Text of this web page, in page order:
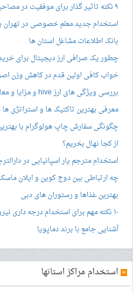
۹ نکته تاثیر گذار برای موفقیت در مصاحبه کاری آنلاین
استخدام جدید معلم خصوصی در تهران
بانک اطلاعات مشاغل استان ها
چطور یک صرافی ارز دیجیتال برای
خواب کافی اولین قدم در کاهش وزن
بررسی ویژگی های ارز hive و مزایا و معایب آن
معرفی بهترین تاکتیک ها و استراتژی ها
چگونگی سفارش چاپ هولوگرام با
از کجا نهال بخریم؟
استخدام مترجم یار اسپانیایی در
چه ارتباطی بین دوج کوین و ایلان
بهترین غذاها و رستوران های دبی
۱۰ نکته مهم برای استخدام درجه داری نیروی انتظامی
آشنایی جامع با برند دماپویا
» استخدام مراکز استانها